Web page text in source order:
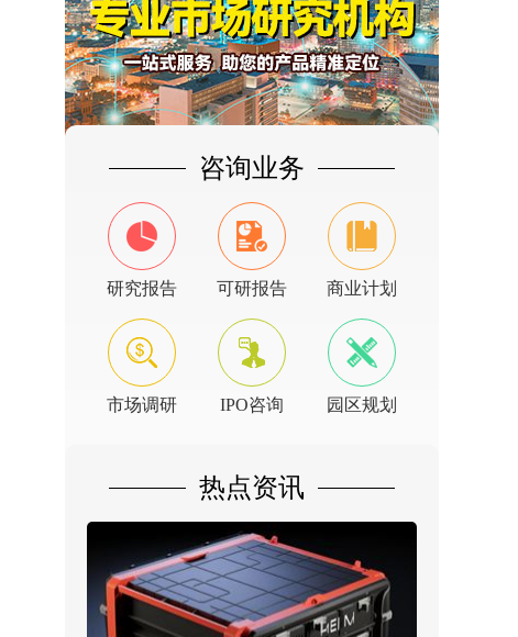
咨询业务
研究报告 可研报告 商业计划
市场调研 IPO咨询 园区规划
热点资讯